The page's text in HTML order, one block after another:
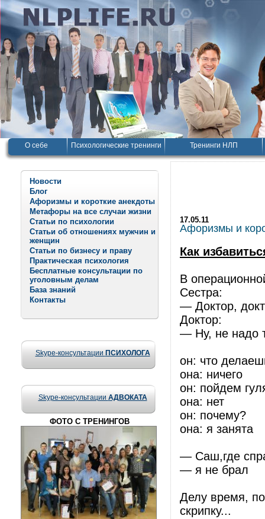
О себе Психологические тренинги Тренинги НЛП
Новости
Блог
Афоризмы и короткие анекдоты
Метафоры на все случаи жизни
Статьи по психологии
Статьи об отношениях мужчин и
женщин
Статьи по бизнесу и праву
Практическая психология
Бесплатные консультации по
уголовным делам
База знаний
Контакты
Skype-консультации ПСИХОЛОГА
Skype-консультации АДВОКАТА
ФОТО С ТРЕНИНГОВ
17.05.11
Афоризмы и
Как
В
Сестра:
— Доктор,
Доктор:
— Ну, не надо
он: что
она: ничего
он: пойдем
она: нет
он: почему?
она: я занята
— Саш,где
— я не брал
Делу время,
скрипку...